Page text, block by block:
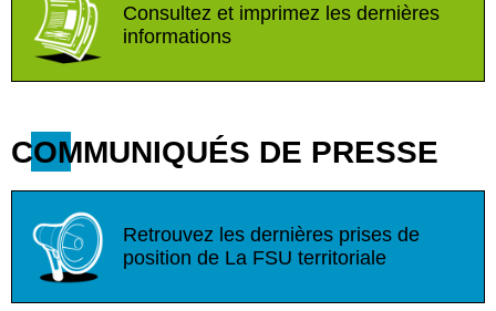
Consultez et imprimez les dernières
informations
COMMUNIQUÉS DE PRESSE
Retrouvez les dernières prises de
position de La FSU territoriale